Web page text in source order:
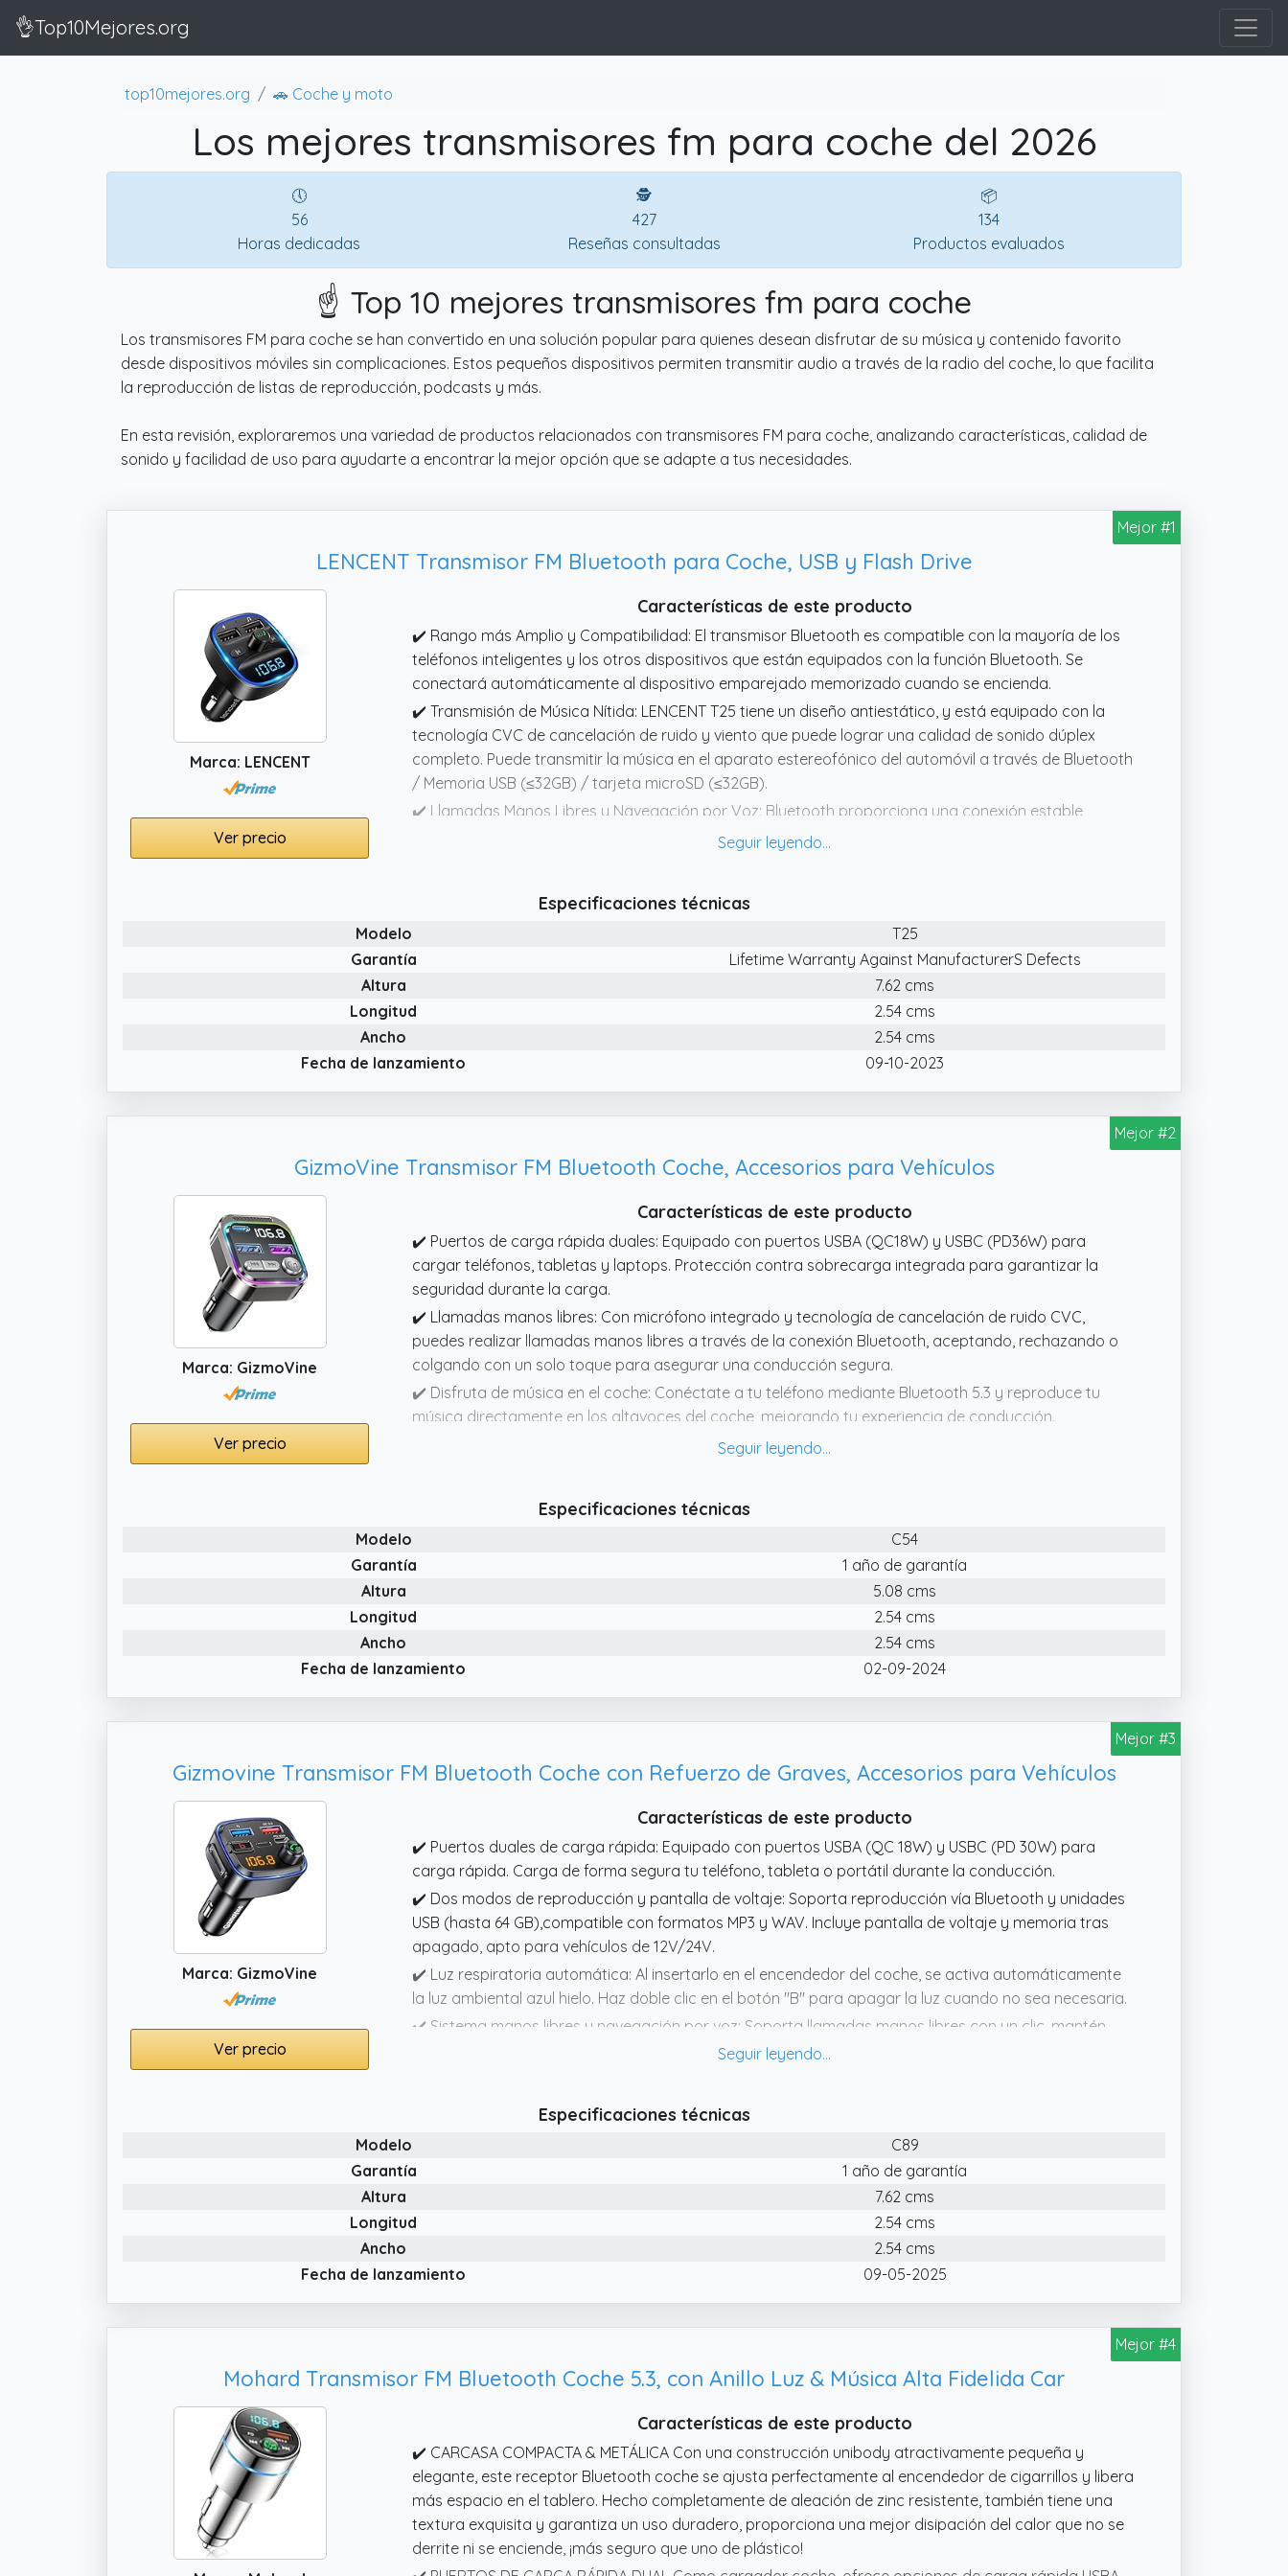
👌Top10Mejores.org
top10mejores.org 🚗 Coche y moto
Los mejores transmisores fm para coche del 2026
🕔
56
Horas dedicadas
🕵
427
Reseñas consultadas
📦
134
Productos evaluados
☝️ Top 10 mejores transmisores fm para coche
Los transmisores FM para coche se han convertido en una solución popular para quienes desean disfrutar de su música y contenido favorito
desde dispositivos móviles sin complicaciones. Estos pequeños dispositivos permiten transmitir audio a través de la radio del coche, lo que facilita
la reproducción de listas de reproducción, podcasts y más.
En esta revisión, exploraremos una variedad de productos relacionados con transmisores FM para coche, analizando características, calidad de
sonido y facilidad de uso para ayudarte a encontrar la mejor opción que se adapte a tus necesidades.
Mejor #1
LENCENT Transmisor FM Bluetooth para Coche, USB y Flash Drive
Marca: LENCENT
Ver precio
Características de este producto
✔️ Rango más Amplio y Compatibilidad: El transmisor Bluetooth es compatible con la mayoría de los
teléfonos inteligentes y los otros dispositivos que están equipados con la función Bluetooth. Se
conectará automáticamente al dispositivo emparejado memorizado cuando se encienda.
✔️ Transmisión de Música Nítida: LENCENT T25 tiene un diseño antiestático, y está equipado con la
tecnología CVC de cancelación de ruido y viento que puede lograr una calidad de sonido dúplex
completo. Puede transmitir la música en el aparato estereofónico del automóvil a través de Bluetooth
/ Memoria USB (≤32GB) / tarjeta microSD (≤32GB).
✔️ Llamadas Manos Libres y Navegación por Voz: Bluetooth proporciona una conexión estable,
mientras la tecnología CVC de cancelación de ruido concede una increíble experiencia de llamada
✔️ Detección del Voltaje de Batería del Automóvil y Luz Ambiental Azul: El transmisor FM mostrará el
voltaje del automóvil cuando se enchufe en el encendedor de cigarrillos. Domine la salud de la batería
del automóvil en cualquier momento para evitar las fallas durante la conducción.
✔️ Dual Puerto USB Inteligente y Carga Segura: Viene con 2 puertos USB (5V2.4A y 5V1A),puede cargar
para dos dispositivos simultáneamente. Incorporada protección contra sobrecorriente, protección
contra sobretensión, control de temperatura inteligente, protección contra cortocircuito,
garantizando la carga segura de manera efectiva
Especificaciones técnicas
Modelo
T25
Garantía
Lifetime Warranty Against ManufacturerS Defects
Altura
7.62 cms
Longitud
2.54 cms
Ancho
2.54 cms
Fecha de lanzamiento
09-10-2023
Mejor #2
GizmoVine Transmisor FM Bluetooth Coche, Accesorios para Vehículos
Marca: GizmoVine
Ver precio
Características de este producto
✔️ Puertos de carga rápida duales: Equipado con puertos USBA (QC18W) y USBC (PD36W) para
cargar teléfonos, tabletas y laptops. Protección contra sobrecarga integrada para garantizar la
seguridad durante la carga.
✔️ Llamadas manos libres: Con micrófono integrado y tecnología de cancelación de ruido CVC,
puedes realizar llamadas manos libres a través de la conexión Bluetooth, aceptando, rechazando o
colgando con un solo toque para asegurar una conducción segura.
✔️ Disfruta de música en el coche: Conéctate a tu teléfono mediante Bluetooth 5.3 y reproduce tu
música directamente en los altavoces del coche, mejorando tu experiencia de conducción.
✔️ Luz ambiental automática: Al insertar el adaptador Bluetooth en el encendedor de cigarrillos, se
✔️ Múltiples modos de reproducción y visualización de voltaje: Compatible con reproducción por
Bluetooth y USB (hasta 64GB),soporta formatos MP3 y WAV, con memoria de apagado y visualización
de voltaje. Apto para vehículos de 12V/24V.
Especificaciones técnicas
Modelo
C54
Garantía
1 año de garantía
Altura
5.08 cms
Longitud
2.54 cms
Ancho
2.54 cms
Fecha de lanzamiento
02-09-2024
Mejor #3
Gizmovine Transmisor FM Bluetooth Coche con Refuerzo de Graves, Accesorios para Vehículos
Marca: GizmoVine
Ver precio
Características de este producto
✔️ Puertos duales de carga rápida: Equipado con puertos USBA (QC 18W) y USBC (PD 30W) para
carga rápida. Carga de forma segura tu teléfono, tableta o portátil durante la conducción.
✔️ Dos modos de reproducción y pantalla de voltaje: Soporta reproducción vía Bluetooth y unidades
USB (hasta 64 GB),compatible con formatos MP3 y WAV. Incluye pantalla de voltaje y memoria tras
apagado, apto para vehículos de 12V/24V.
✔️ Luz respiratoria automática: Al insertarlo en el encendedor del coche, se activa automáticamente
la luz ambiental azul hielo. Haz doble clic en el botón "B" para apagar la luz cuando no sea necesaria.
✔️ Sistema manos libres y navegación por voz: Soporta llamadas manos libres con un clic, mantén
presionado para colgar y doble clic para devolver la llamada. El micrófono integrado con tecnología
altavoces del coche para disfrutar más de tu conducción. Pulsa el botón "B" para mejorar
Especificaciones técnicas
Modelo
C89
Garantía
1 año de garantía
Altura
7.62 cms
Longitud
2.54 cms
Ancho
2.54 cms
Fecha de lanzamiento
09-05-2025
Mejor #4
Mohard Transmisor FM Bluetooth Coche 5.3, con Anillo Luz & Música Alta Fidelida Car
Características de este producto
✔️ CARCASA COMPACTA & METÁLICA Con una construcción unibody atractivamente pequeña y
elegante, este receptor Bluetooth coche se ajusta perfectamente al encendedor de cigarrillos y libera
más espacio en el tablero. Hecho completamente de aleación de zinc resistente, también tiene una
textura exquisita y garantiza un uso duradero, proporciona una mejor disipación del calor que no se
derrite ni se enciende, ¡más seguro que uno de plástico!